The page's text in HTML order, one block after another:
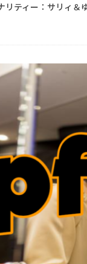
リティー：サリィ＆